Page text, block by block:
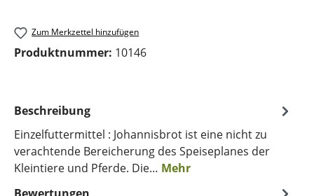
Zum Merkzettel hinzufügen
Produktnummer: 10146
Beschreibung
Einzelfuttermittel : Johannisbrot ist eine nicht zu
verachtende Bereicherung des Speiseplanes der
Kleintiere und Pferde. Die… Mehr